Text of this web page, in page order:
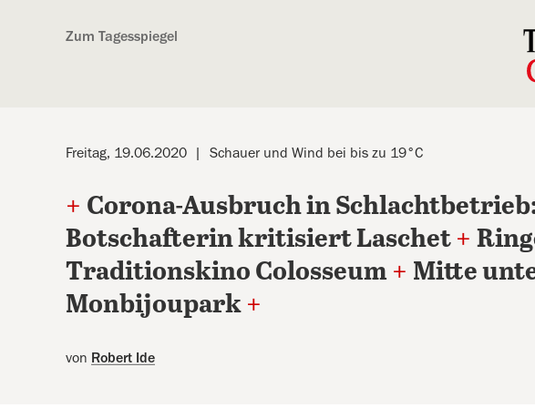
Zum Tagesspiegel
Freitag, 19.06.2020 Schauer und Wind bei bis zu 19°C
+ Corona-Ausbruch in
Botschafterin kritisiert Laschet +
Traditionskino Colosseum + Mitte
Monbijoupark +
von Robert Ide